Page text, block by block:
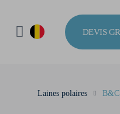
DEVIS
Laines polaires